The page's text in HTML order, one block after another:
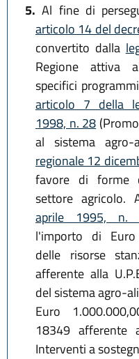
5. Al fine di
articolo 14 del
convertito dalla
Regione attiva
specifici
articolo 7 della
1998, n. 28
al sistema agro-
regionale 12
favore di forme
settore agricolo.
aprile 1995, n.
l'importo di Euro
delle risorse
afferente alla
del sistema agro-
Euro
18349 afferente
Interventi a